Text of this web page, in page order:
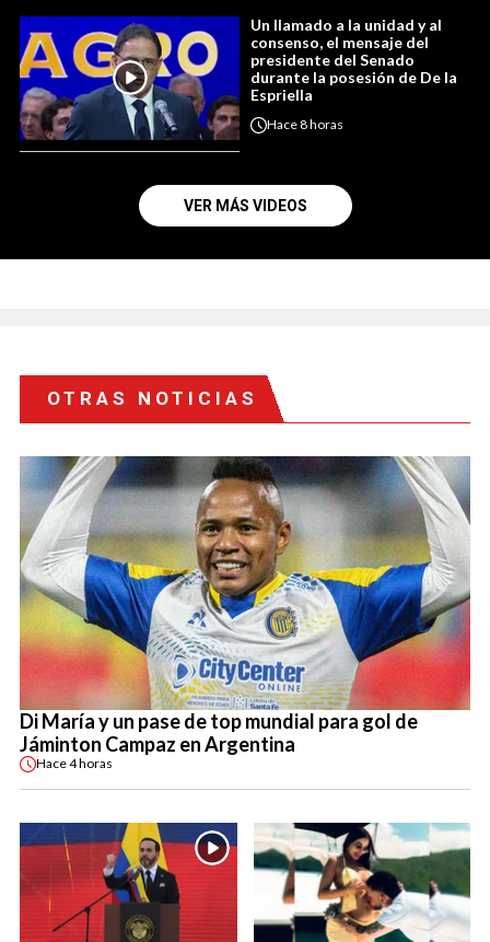
Un llamado a la unidad y al
consenso, el mensaje del
presidente del Senado
durante la posesión de De la
Espriella
Hace8 horas
VER MÁS VIDEOS
OTRAS NOTICIAS
Di María y un pase de top mundial para gol de
Jáminton Campaz en Argentina
Hace4 horas